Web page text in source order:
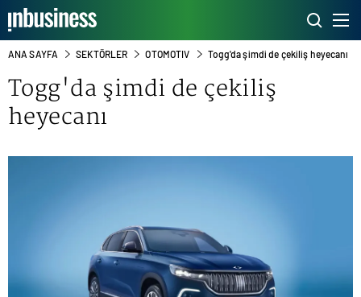
ANA SAYFA SEKTÖRLER OTOMOTIV Togg'da şimdi de çekiliş heyecanı
Togg'da şimdi de çekiliş
heyecanı